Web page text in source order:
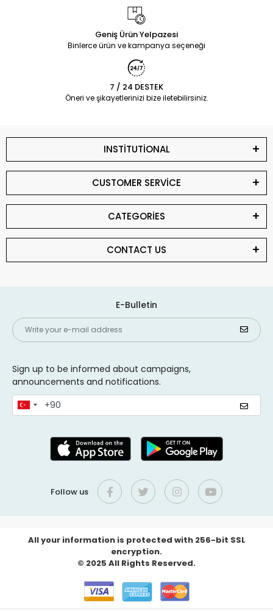
Geniş Ürün Yelpazesi
Binlerce ürün ve kampanya seçeneği
7 / 24 DESTEK
Öneri ve şikayetlerinizi bize iletebilirsiniz.
INSTİTUTİONAL
CUSTOMER SERVİCE
CATEGORİES
CONTACT US
E-Bulletin
Sign up to be informed about campaigns,
announcements and notifications.
Follow us
All your information is protected with 256-bit SSL
encryption.
© 2025 All Rights Reserved.